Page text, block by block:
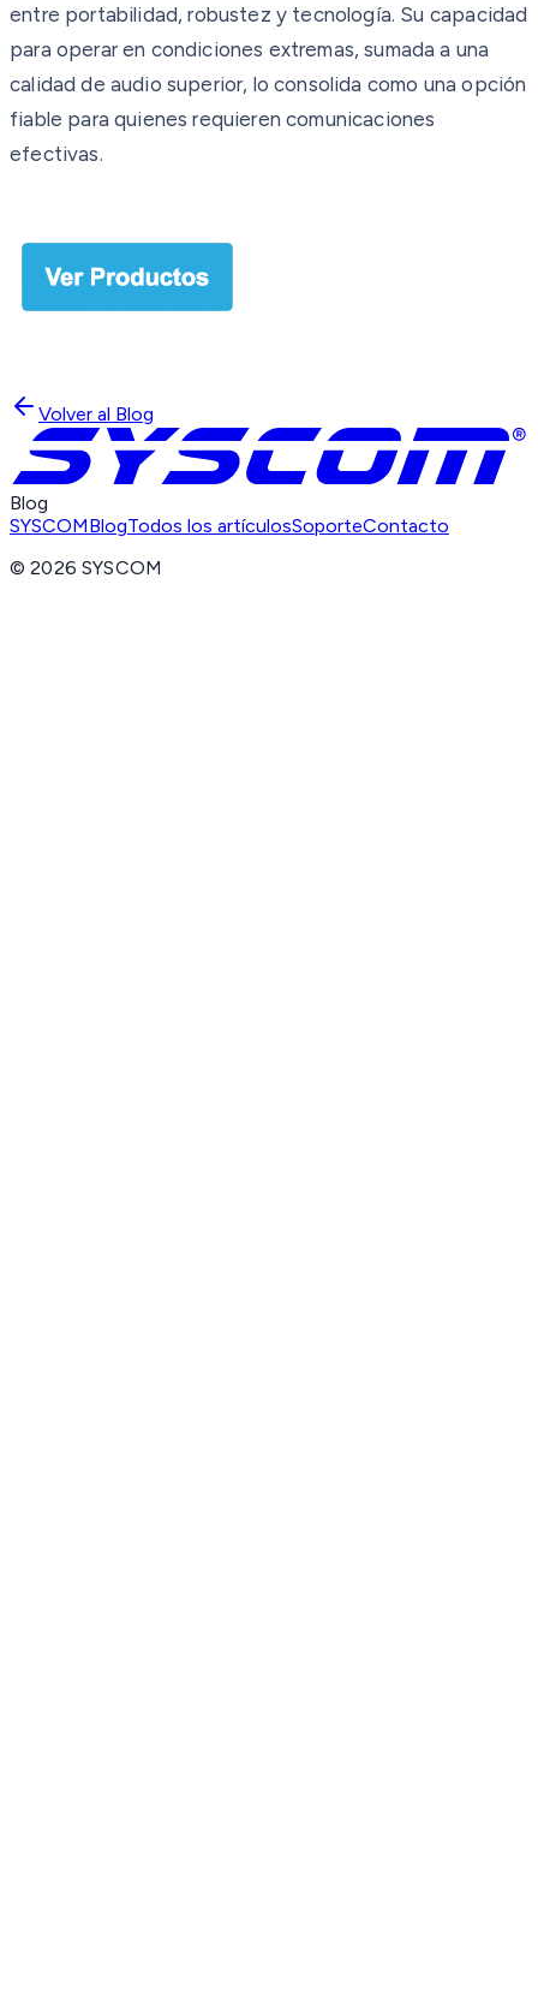
entre portabilidad, robustez y tecnología. Su capacidad
para operar en condiciones extremas, sumada a una
calidad de audio superior, lo consolida como una opción
fiable para quienes requieren comunicaciones
efectivas.
Volver al Blog
Blog
SYSCOMBlogTodos los artículosSoporteContacto
©2026 SYSCOM